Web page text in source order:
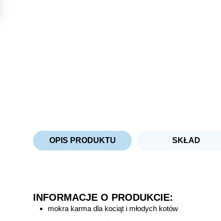
OPIS PRODUKTU SKŁAD
INFORMACJE O PRODUKCIE:
mokra karma dla kociąt i młodych kotów